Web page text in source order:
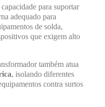
para suportar
adequado para
de solda,
que exigem alto
também atua
, isolando diferentes
contra surtos